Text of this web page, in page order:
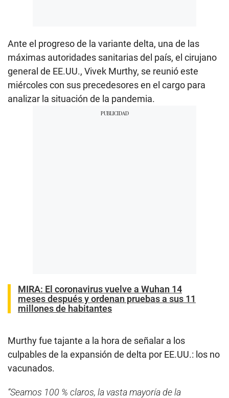
Ante el progreso de la variante delta, una de las
máximas autoridades sanitarias del país, el cirujano
general de EE.UU., Vivek Murthy, se reunió este
miércoles con sus precedesores en el cargo para
analizar la situación de la pandemia.
MIRA: El coronavirus vuelve a Wuhan 14
meses después y ordenan pruebas a sus 11
millones de habitantes
Murthy fue tajante a la hora de señalar a los
culpables de la expansión de delta por EE.UU.: los no
vacunados.
“Seamos 100 % claros, la vasta mayoría de la